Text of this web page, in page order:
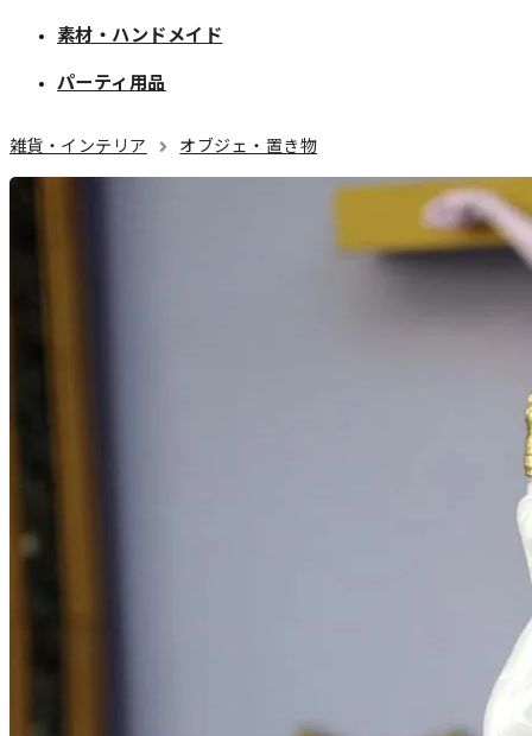
素材・ハンドメイド
パーティ用品
雑貨・インテリア オブジェ・置き物